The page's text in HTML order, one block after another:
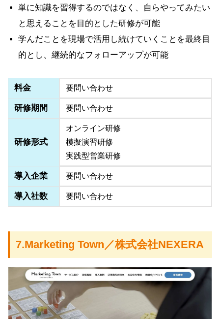
単に知識を習得するのではなく、自らやってみたい
と思えることを目的とした研修が可能
学んだことを現場で活用し続けていくことを最終目
的とし、継続的なフォローアップが可能
料金 要問い合わせ
研修期間 要問い合わせ
研修形式
オンライン研修
模擬演習研修
実践型営業研修
導入企業 要問い合わせ
導入社数 要問い合わせ
7.Marketing Town／株式会社NEXERA